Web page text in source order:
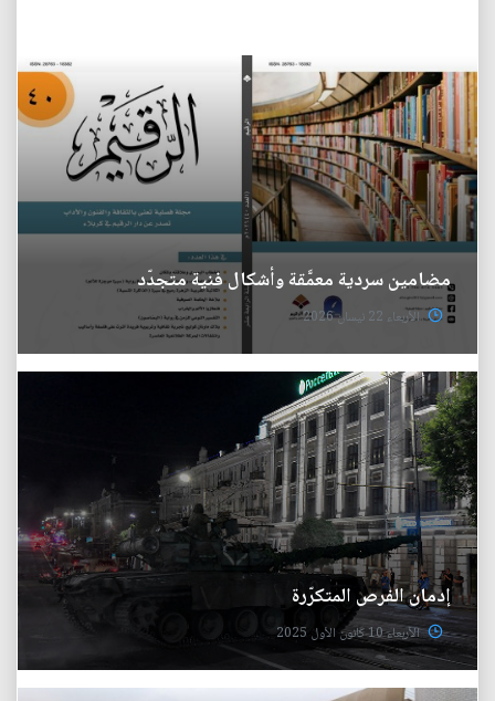
مضامين سردية معمَّقة وأشكال فنية متجدّد
الأربعاء 22 نيسان 2026
إدمان الفرص المتكرّرة
الأربعاء 10 كانون الأول 2025